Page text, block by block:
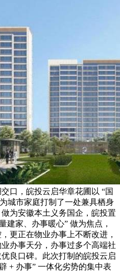
口，皖投云启华章花圃以 “国
城市家庭打制了一处兼具栖身
为安徽本土义务国企，皖投置
建家、办事暖心” 做为焦点，
更正在物业办事上不断改进，
办事天分，办事过多个高端社
良口碑。此次打制的皖投云启
+ 办事” 一体化劣势的集中表